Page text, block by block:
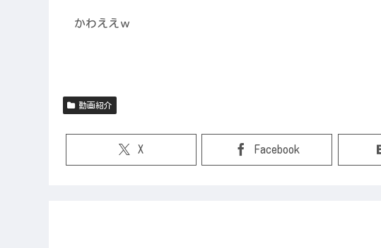
かわええｗ
動画紹介
X Facebook